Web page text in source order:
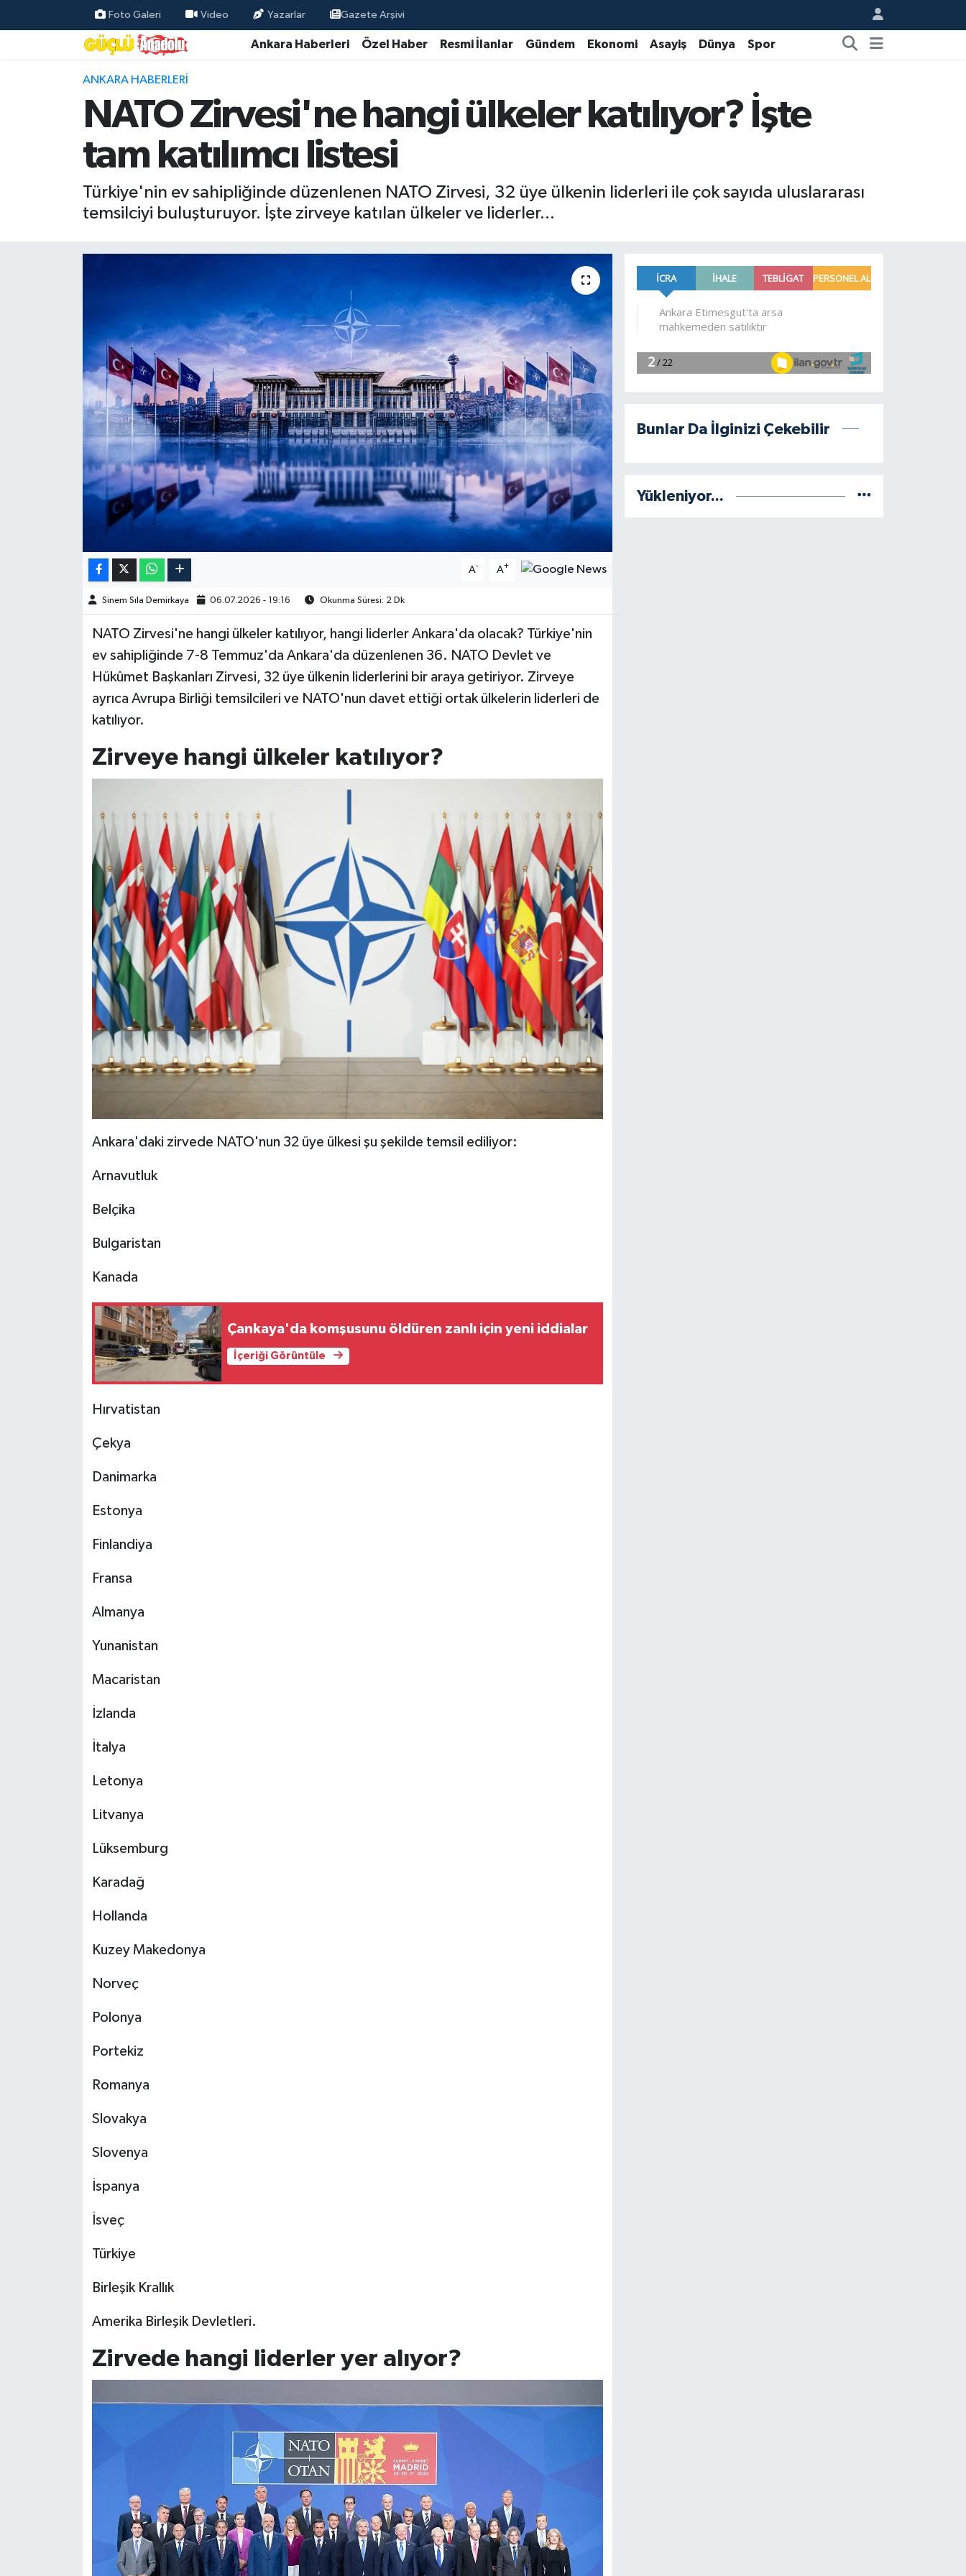
Foto Galeri Video Yazarlar Gazete Arşivi
Ankara Haberleri Özel Haber Resmi İlanlar Gündem Ekonomi Asayiş Dünya Spor
ANKARA HABERLERI
NATO Zirvesi'ne hangi ülkeler katılıyor? İşte
tam katılımcı listesi
Türkiye'nin ev sahipliğinde düzenlenen NATO Zirvesi, 32 üye ülkenin liderleri ile çok sayıda uluslararası
temsilciyi buluşturuyor. İşte zirveye katılan ülkeler ve liderler...
A- A+
Sinem Sıla Demirkaya 06.07.2026 - 19:16 Okunma Süresi: 2 Dk
NATO Zirvesi'ne hangi ülkeler katılıyor, hangi liderler Ankara'da olacak? Türkiye'nin
ev sahipliğinde 7-8 Temmuz'da Ankara'da düzenlenen 36. NATO Devlet ve
Hükûmet Başkanları Zirvesi, 32 üye ülkenin liderlerini bir araya getiriyor. Zirveye
ayrıca Avrupa Birliği temsilcileri ve NATO'nun davet ettiği ortak ülkelerin liderleri de
katılıyor.
Zirveye hangi ülkeler katılıyor?
Ankara'daki zirvede NATO'nun 32 üye ülkesi şu şekilde temsil ediliyor:
Arnavutluk
Belçika
Bulgaristan
Kanada
Çankaya'da komşusunu öldüren zanlı için yeni iddialar
İçeriği Görüntüle
Hırvatistan
Çekya
Danimarka
Estonya
Finlandiya
Fransa
Almanya
Yunanistan
Macaristan
İzlanda
İtalya
Letonya
Litvanya
Lüksemburg
Karadağ
Hollanda
Kuzey Makedonya
Norveç
Polonya
Portekiz
Romanya
Slovakya
Slovenya
İspanya
İsveç
Türkiye
Birleşik Krallık
Amerika Birleşik Devletleri.
Zirvede hangi liderler yer alıyor?
Bunlar Da İlginizi Çekebilir
Yükleniyor...
Özel Haber
Resmi İlanlar
Ekonomi
Gündem
Burç Yorumları
Hava Durumu
Kim kimdir?
Kültür Sanat
Teknoloji
Televizyon